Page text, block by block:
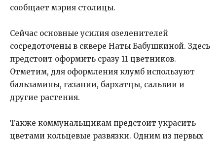
сообщает мэрия столицы.
Сейчас основные усилия озеленителей
сосредоточены в сквере Наты Бабушкиной. Здесь
предстоит оформить сразу 11 цветников.
Отметим, для оформления клумб используют
бальзамины, газании, бархатцы, сальвии и
другие растения.
Также коммунальщикам предстоит украсить
цветами кольцевые развязки. Одним из первых